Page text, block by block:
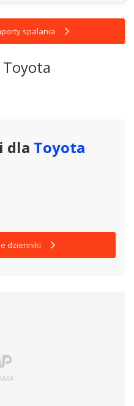
spalania
Toyota
dla Toyota
dzienniki